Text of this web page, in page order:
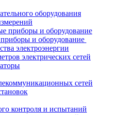
оборудования
и оборудование
электроэнергии
электрических сетей
сетей